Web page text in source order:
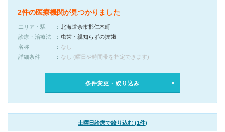
2件の医療機関が見つかりました
エリア・駅
北海道余市郡仁木町
診療・治療法
虫歯・親知らずの抜歯
名称
なし
詳細条件
なし (曜日や時間帯を指定できます)
条件変更・絞り込み
土曜日診療で絞り込む (1件)